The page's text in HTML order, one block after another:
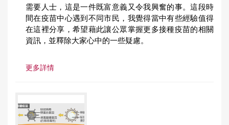
需要人士，這是一件既富意義又令我興奮的事。這段時
間在疫苗中心遇到不同市民，我覺得當中有些經驗值得
在這裡分享，希望藉此讓公眾掌握更多接種疫苗的相關
資訊，並釋除大家心中的一些疑慮。
更多詳情